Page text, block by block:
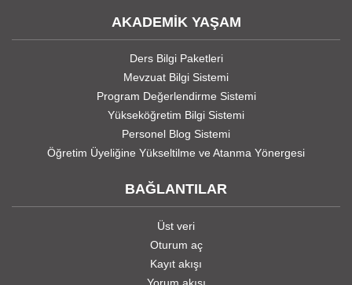
AKADEMİK YAŞAM
Ders Bilgi Paketleri
Mevzuat Bilgi Sistemi
Program Değerlendirme Sistemi
Yükseköğretim Bilgi Sistemi
Personel Blog Sistemi
Öğretim Üyeliğine Yükseltilme ve Atanma Yönergesi
BAĞLANTILAR
Üst veri
Oturum aç
Kayıt akışı